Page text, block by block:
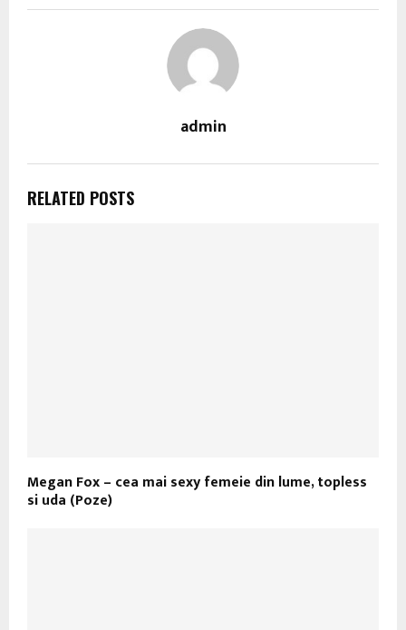
admin
RELATED POSTS
Megan Fox – cea mai sexy femeie din lume, topless
si uda (Poze)